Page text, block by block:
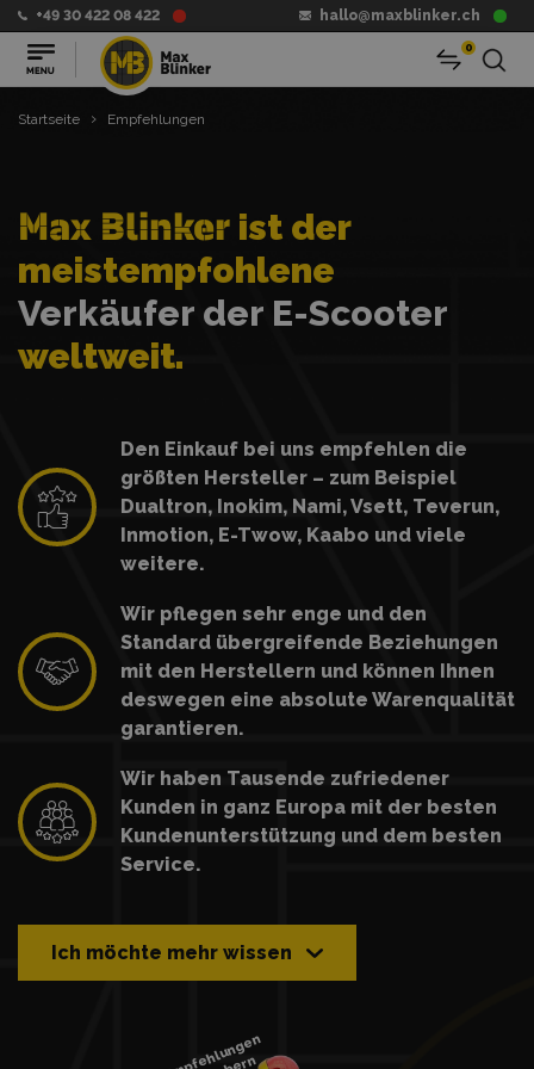
+49 30 422 08 422 hallo@maxblinker.ch
0
Startseite > Empfehlungen
Max Blinker ist der
meistempfohlene
Verkäufer der E-Scooter
weltweit.
Den Einkauf bei uns empfehlen die
größten Hersteller – zum Beispiel
Dualtron, Inokim, Nami, Vsett, Teverun,
Inmotion, E-Twow, Kaabo und viele
weitere.
Wir pflegen sehr enge und den
Standard übergreifende Beziehungen
mit den Herstellern und können Ihnen
deswegen eine absolute Warenqualität
garantieren.
Wir haben Tausende zufriedener
Kunden in ganz Europa mit der besten
Kundenunterstützung und dem besten
Service.
Ich möchte mehr wissen